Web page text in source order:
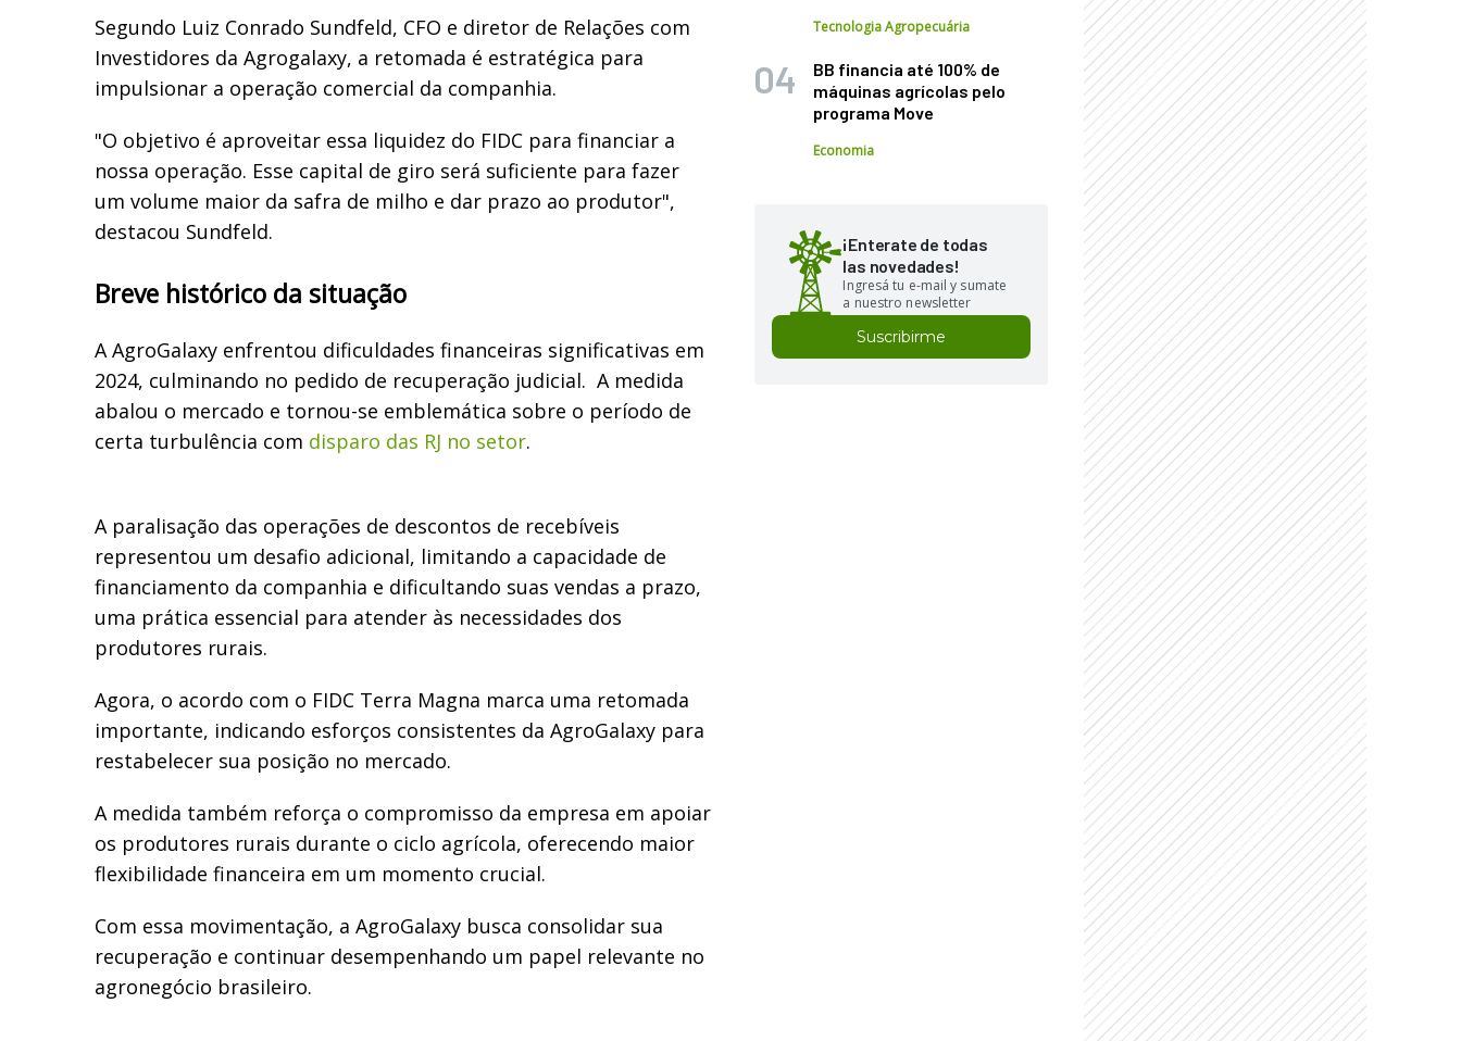
Segundo Luiz Conrado Sundfeld, CFO e diretor de Relações com
Investidores da Agrogalaxy, a retomada é estratégica para
impulsionar a operação comercial da companhia.
"O objetivo é aproveitar essa liquidez do FIDC para financiar a
nossa operação. Esse capital de giro será suficiente para fazer
um volume maior da safra de milho e dar prazo ao produtor",
destacou Sundfeld.
Breve histórico da situação
A AgroGalaxy enfrentou dificuldades financeiras significativas em
2024, culminando no pedido de recuperação judicial. A medida
abalou o mercado e tornou-se emblemática sobre o período de
certa turbulência com disparo das RJ no setor.
A paralisação das operações de descontos de recebíveis
representou um desafio adicional, limitando a capacidade de
financiamento da companhia e dificultando suas vendas a prazo,
uma prática essencial para atender às necessidades dos
produtores rurais.
Agora, o acordo com o FIDC Terra Magna marca uma retomada
importante, indicando esforços consistentes da AgroGalaxy para
restabelecer sua posição no mercado.
A medida também reforça o compromisso da empresa em apoiar
os produtores rurais durante o ciclo agrícola, oferecendo maior
flexibilidade financeira em um momento crucial.
Com essa movimentação, a AgroGalaxy busca consolidar sua
recuperação e continuar desempenhando um papel relevante no
agronegócio brasileiro.
Tecnologia Agropecuária
BB financia até 100% de
máquinas agrícolas pelo
programa Move
Economia
¡Enterate de todas
las novedades!
Ingresá tu e-mail y sumate
a nuestro newsletter
Suscribirme